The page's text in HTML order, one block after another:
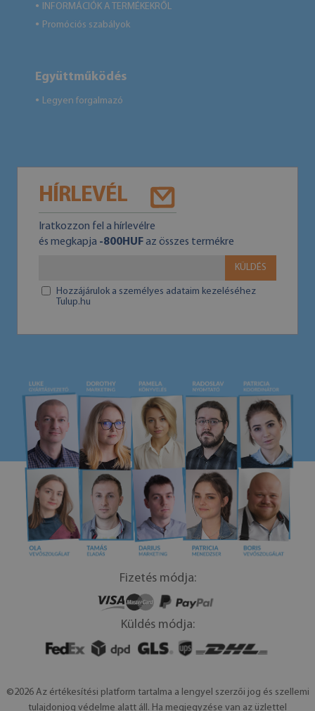
● INFORMÁCIÓK A TERMÉKEKRŐL
● Promóciós szabályok
Együttműködés
● Legyen forgalmazó
HÍRLEVÉL
Iratkozzon fel a hírlevélre
és megkapja -800HUFaz összes termékre
KÜLDÉS
Hozzájárulok a személyes adataim kezeléséhez
Tulup.hu
Fizetés módja:
Küldés módja:
©2026 Az értékesítési platform tartalma a lengyel szerzői jog és szellemi
tulajdonjog védelme alatt áll. Ha megjegyzése van az üzlettel